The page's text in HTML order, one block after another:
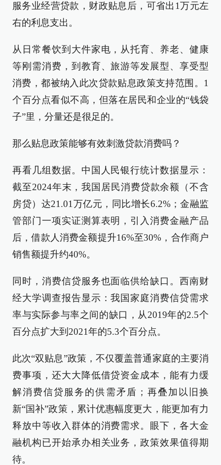
服务业经营贷款，财政贴息后，可省出1万元左
右的利息支出。
从日常餐饮到大件家电，从托育、养老、健康
等刚需消费，到教育、旅游等发展型、享受型
消费，都被纳入此次贷款贴息政策支持范围。1
个百分点看似不高，但落在居民和企业的“钱袋
子”里，分量还是很足的。
那么贴息政策能够有效刺激贷款消费吗？
再看几组数据。中国人民银行统计数据显示：
截至2024年末，我国居民消费贷款余额（不含
房贷）达21.01万亿元，同比增长6.2%；金融监
管部门一项实证测算表明，引入消费金融产品
后，借款人消费金额提升16%至30%，合作商户
销售额提升约40%。
同时，消费信贷服务也面临供给缺口。西南财
经大学调查报告显示：我国家庭消费信贷需求
率与实际参与率之间的缺口，从2019年的2.5个
百分点扩大到2021年的5.3个百分点。
此次“双贴息”政策，不仅覆盖普通家庭的主要消
费事项，还大大降低借贷资金成本，能有力缓
解消费信贷服务的供需矛盾；再叠加以旧换
新“国补”政策，累计优惠幅度更大，能更加有力
释放中等收入群体的消费需求。眼下，各大金
融机构已开始承办相关业务，政策效果值得期
待。